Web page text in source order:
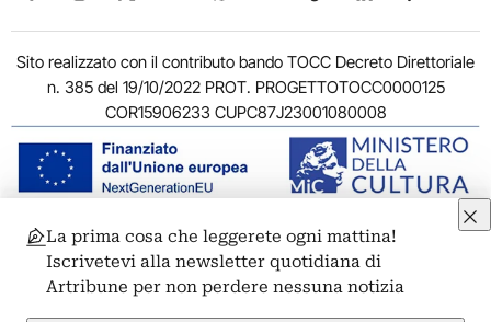
Sito realizzato con il contributo bando TOCC Decreto Direttoriale
n. 385 del 19/10/2022 PROT. PROGETTOTOCC0000125
COR15906233 CUPC87J23001080008
© 2011-2026 ARTRIBUNE srl – Corso Vittorio Emanuele II, 287 –
00186 Roma - P.I. 11381581005
Privacy: Responsabile della protezione dei dati personali
La prima cosa che leggerete ogni mattina!
Iscrivetevi alla newsletter quotidiana di
Artribune per non perdere nessuna notizia